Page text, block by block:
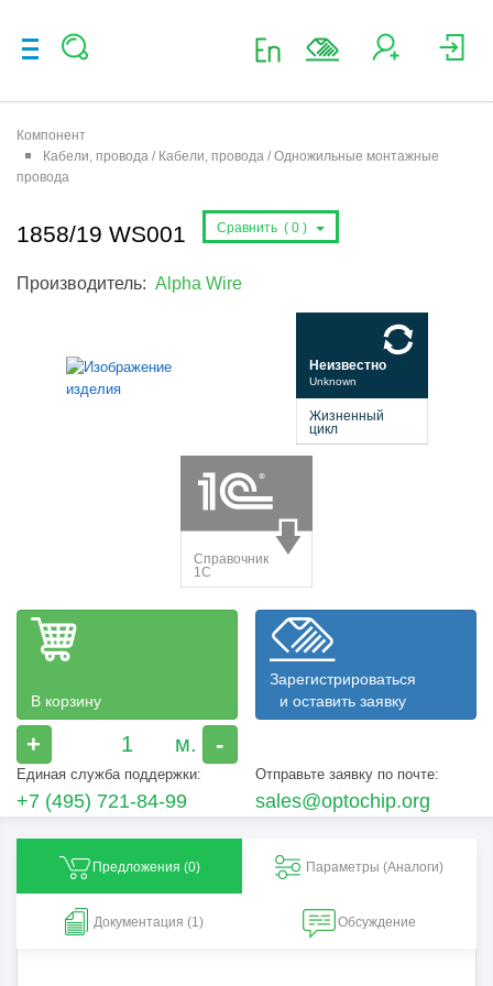
Компонент
Кабели, провода / Кабели, провода / Одножильные монтажные
провода
1858/19 WS001 Сравнить ( 0 )
Производитель: Alpha Wire
В корзину
+ -
Зарегистрироваться
и оставить заявку
Единая служба поддержки:
+7 (495) 721-84-99
Отправьте заявку по почте:
sales@optochip.org
Предложения (0) Параметры (Aналоги)
Документация (1) Обсуждение